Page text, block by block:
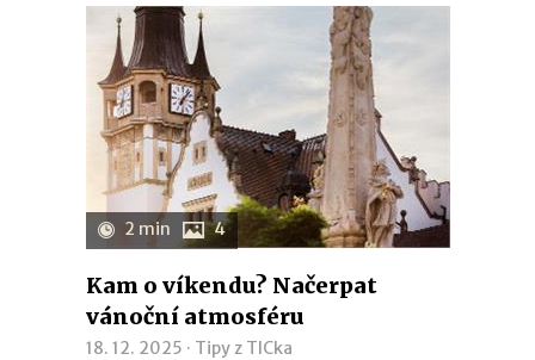
2 min 4
Kam o víkendu? Načerpat
vánoční atmosféru
18. 12. 2025 · Tipy z TICka